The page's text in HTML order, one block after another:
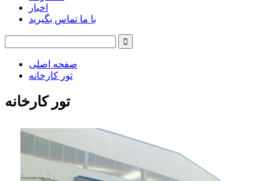
اخبار
با ما تماس بگیرید
صفحه اصلی
تور کارخانه
تور کارخانه